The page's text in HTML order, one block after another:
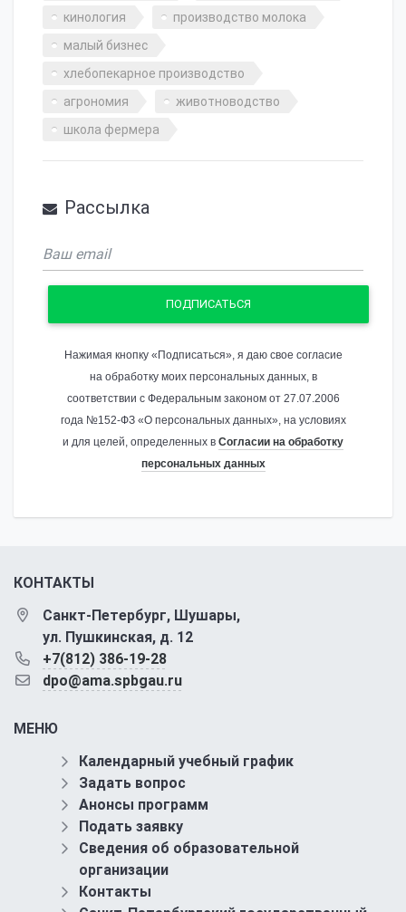
кинология
производство молока
малый бизнес
хлебопекарное производство
агрономия
животноводство
школа фермера
Рассылка
ПОДПИСАТЬСЯ
Нажимая кнопку «Подписаться», я даю свое согласие
на обработку моих персональных данных, в
соответствии с Федеральным законом от 27.07.2006
года №152-ФЗ «О персональных данных», на условиях
и для целей, определенных в Согласии на обработку
персональных данных
КОНТАКТЫ
Санкт-Петербург, Шушары,
ул. Пушкинская, д. 12
+7(812) 386-19-28
dpo@ama.spbgau.ru
МЕНЮ
Календарный учебный график
Задать вопрос
Анонсы программ
Подать заявку
Сведения об образовательной
организации
Контакты